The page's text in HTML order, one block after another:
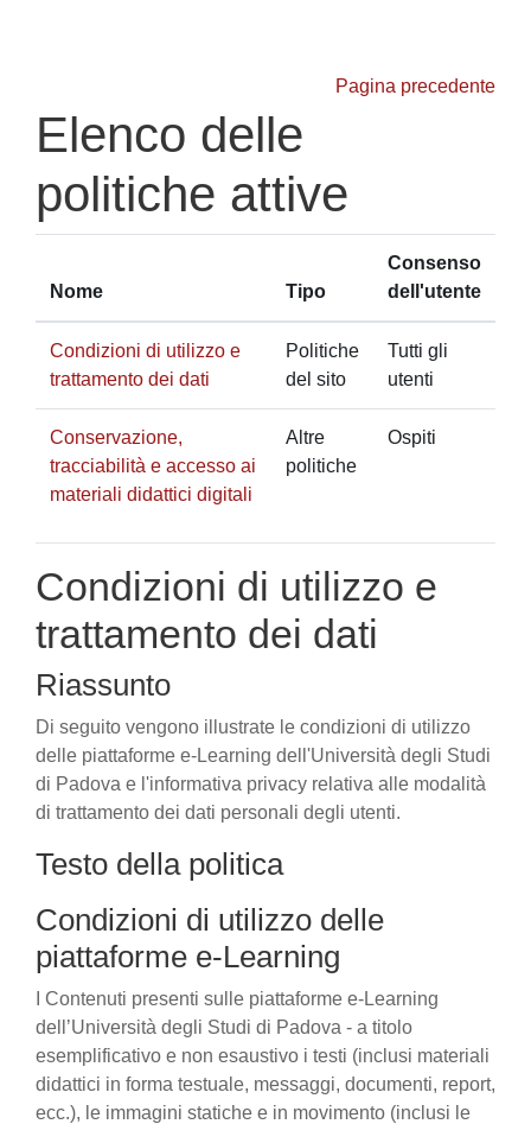
Pagina precedente
Elenco delle
politiche attive
Nome Tipo
Consenso
dell'utente
Condizioni di utilizzo e
trattamento dei dati
Politiche
del sito
Tutti gli
utenti
Conservazione,
tracciabilità e accesso ai
materiali didattici digitali
Altre
politiche
Ospiti
Condizioni di utilizzo e
trattamento dei dati
Riassunto
Di seguito vengono illustrate le condizioni di utilizzo
delle piattaforme e-Learning dell'Università degli Studi
di Padova e l'informativa privacy relativa alle modalità
di trattamento dei dati personali degli utenti.
Testo della politica
Condizioni di utilizzo delle
piattaforme e-Learning
I Contenuti presenti sulle piattaforme e-Learning
dell’Università degli Studi di Padova - a titolo
esemplificativo e non esaustivo i testi (inclusi materiali
didattici in forma testuale, messaggi, documenti, report,
ecc.), le immagini statiche e in movimento (inclusi le